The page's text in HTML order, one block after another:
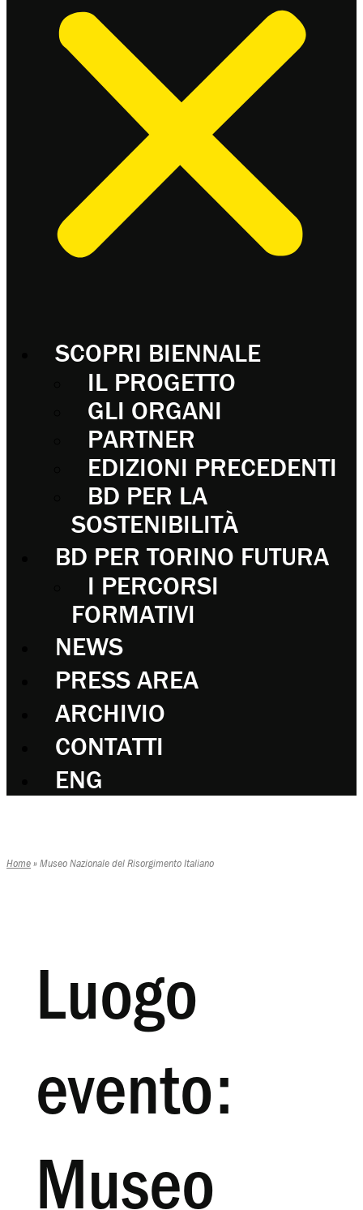
SCOPRI BIENNALE
IL PROGETTO
GLI ORGANI
PARTNER
EDIZIONI PRECEDENTI
BD PER LA
SOSTENIBILITÀ
BD PER TORINO FUTURA
I PERCORSI
FORMATIVI
NEWS
PRESS AREA
ARCHIVIO
CONTATTI
ENG
Home»Museo Nazionale del Risorgimento Italiano
Luogo
evento:
Museo